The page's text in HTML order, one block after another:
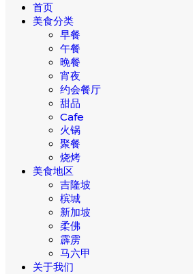
首页
美食分类
早餐
午餐
晚餐
宵夜
约会餐厅
甜品
Cafe
火锅
聚餐
烧烤
美食地区
吉隆坡
槟城
新加坡
柔佛
霹雳
马六甲
关于我们